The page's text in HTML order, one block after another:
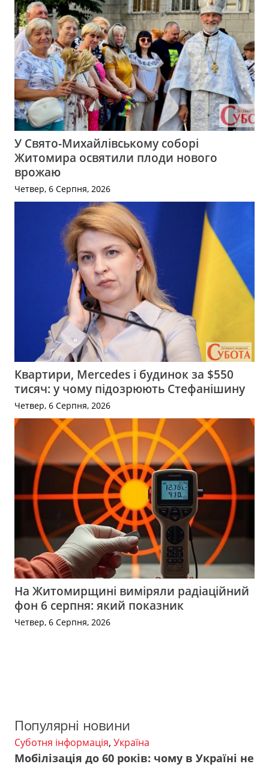
У Свято-Михайлівському соборі
Житомира освятили плоди нового
врожаю
Четвер, 6 Серпня, 2026
Квартири, Mercedes і будинок за $550
тисяч: у чому підозрюють Стефанішину
Четвер, 6 Серпня, 2026
На Житомирщині виміряли радіаційний
фон 6 серпня: який показник
Четвер, 6 Серпня, 2026
Популярні новини
Суботня інформація, Україна
Мобілізація до 60 років: чому в Україні не